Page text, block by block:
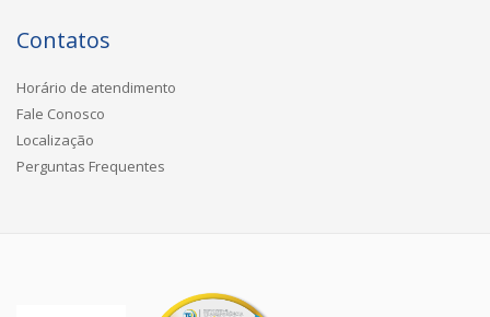
Contatos
Horário de atendimento
Fale Conosco
Localização
Perguntas Frequentes